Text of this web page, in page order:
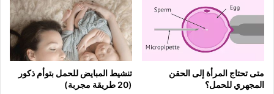
متى تحتاج المرأة إلى الحقن
المجهري للحمل؟
تنشيط المبايض للحمل بتوأم ذكور
(20 طريقة مجربة)